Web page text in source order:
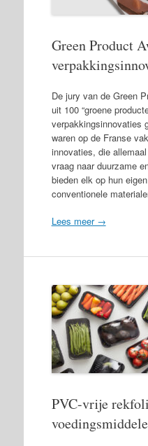
Green Product
De jury van de Green
uit 100 “groene
verpakkingsinnovaties
waren op de Franse
innovaties, die
vraag naar duurzame
bieden elk op hun
conventionele
Lees meer →
PVC-vrije